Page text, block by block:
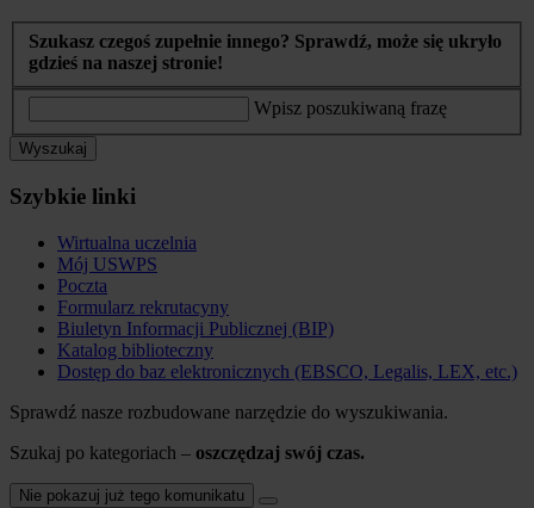
Szukasz czegoś zupełnie innego? Sprawdź, może się ukryło
gdzieś na naszej stronie!
Wpisz poszukiwaną frazę
Wyszukaj
Szybkie linki
Wirtualna uczelnia
Mój USWPS
Poczta
Formularz rekrutacyny
Biuletyn Informacji Publicznej (BIP)
Katalog biblioteczny
Dostęp do baz elektronicznych (EBSCO, Legalis, LEX, etc.)
Sprawdź nasze rozbudowane narzędzie do wyszukiwania.
Szukaj po kategoriach – oszczędzaj swój czas.
Nie pokazuj już tego komunikatu